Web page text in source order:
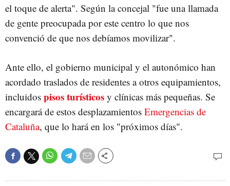
el toque de alerta". Según la concejal "fue una llamada
de gente preocupada por este centro lo que nos
convenció de que nos debíamos movilizar".
Ante ello, el gobierno municipal y el autonómico han
acordado traslados de residentes a otros equipamientos,
incluidos pisos turísticos y clínicas más pequeñas. Se
encargará de estos desplazamientos Emergencias de
Cataluña, que lo hará en los "próximos días".